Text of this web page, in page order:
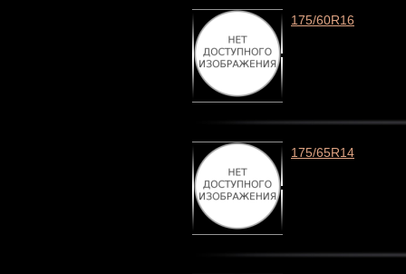
175/60R16
175/65R14